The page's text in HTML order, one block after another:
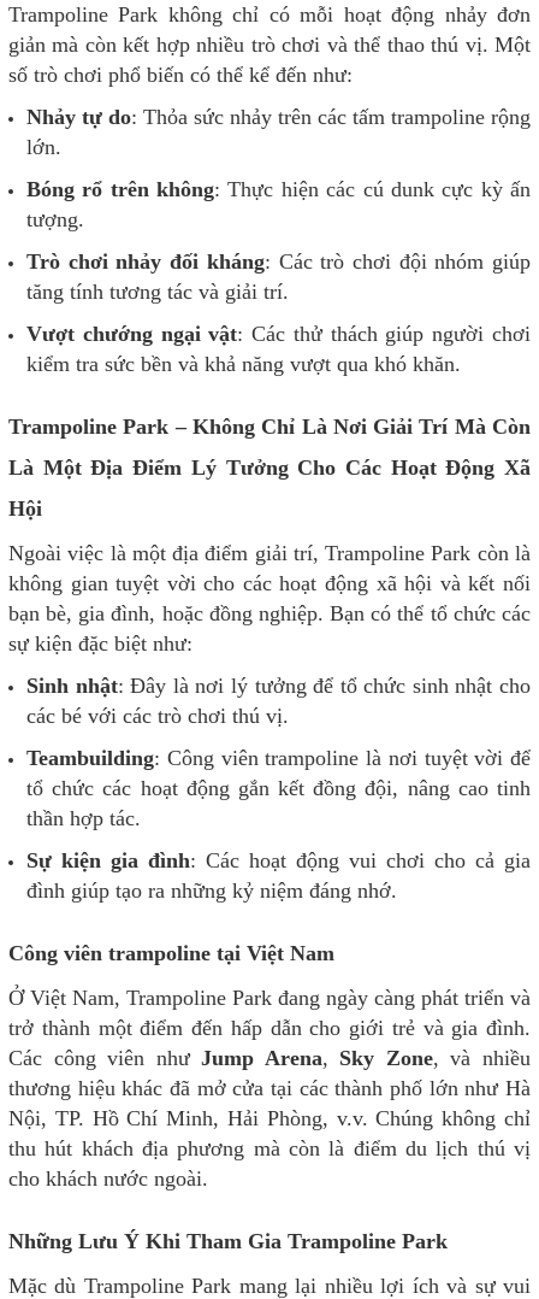
Trampoline Park không chỉ có mỗi hoạt động nhảy đơn
giản mà còn kết hợp nhiều trò chơi và thể thao thú vị. Một
số trò chơi phổ biến có thể kể đến như:
Nhảy tự do: Thỏa sức nhảy trên các tấm trampoline rộng
lớn.
Bóng rổ trên không: Thực hiện các cú dunk cực kỳ ấn
tượng.
Trò chơi nhảy đối kháng: Các trò chơi đội nhóm giúp
tăng tính tương tác và giải trí.
Vượt chướng ngại vật: Các thử thách giúp người chơi
kiểm tra sức bền và khả năng vượt qua khó khăn.
Trampoline Park – Không Chỉ Là Nơi Giải Trí Mà Còn
Là Một Địa Điểm Lý Tưởng Cho Các Hoạt Động Xã
Hội
Ngoài việc là một địa điểm giải trí, Trampoline Park còn là
không gian tuyệt vời cho các hoạt động xã hội và kết nối
bạn bè, gia đình, hoặc đồng nghiệp. Bạn có thể tổ chức các
sự kiện đặc biệt như:
Sinh nhật: Đây là nơi lý tưởng để tổ chức sinh nhật cho
các bé với các trò chơi thú vị.
Teambuilding: Công viên trampoline là nơi tuyệt vời để
tổ chức các hoạt động gắn kết đồng đội, nâng cao tinh
thần hợp tác.
Sự kiện gia đình: Các hoạt động vui chơi cho cả gia
đình giúp tạo ra những kỷ niệm đáng nhớ.
Công viên trampoline tại Việt Nam
Ở Việt Nam, Trampoline Park đang ngày càng phát triển và
trở thành một điểm đến hấp dẫn cho giới trẻ và gia đình.
Các công viên nhưJump Arena, Sky Zone, và nhiều
thương hiệu khác đã mở cửa tại các thành phố lớn như Hà
Nội, TP. Hồ Chí Minh, Hải Phòng, v.v. Chúng không chỉ
thu hút khách địa phương mà còn là điểm du lịch thú vị
cho khách nước ngoài.
Những Lưu Ý Khi Tham Gia Trampoline Park
Mặc dù Trampoline Park mang lại nhiều lợi ích và sự vui